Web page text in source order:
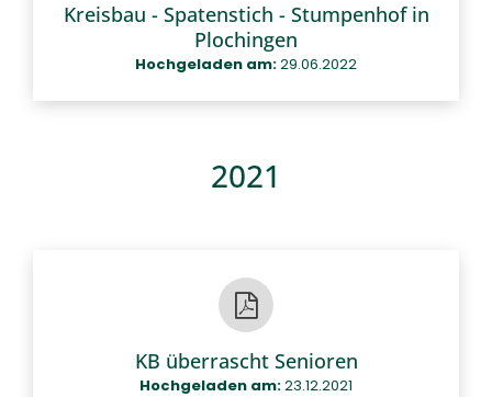
Kreisbau - Spatenstich - Stumpenhof in
Plochingen
Hochgeladen am:29.06.2022
2021
KB überrascht Senioren
Hochgeladen am:23.12.2021